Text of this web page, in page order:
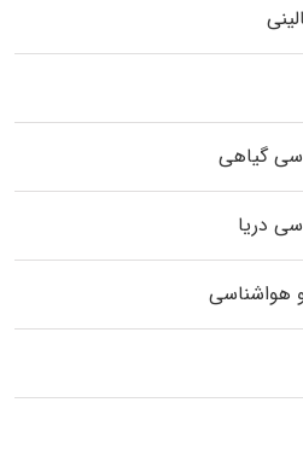
گیاهی
دریا
هواشناسی